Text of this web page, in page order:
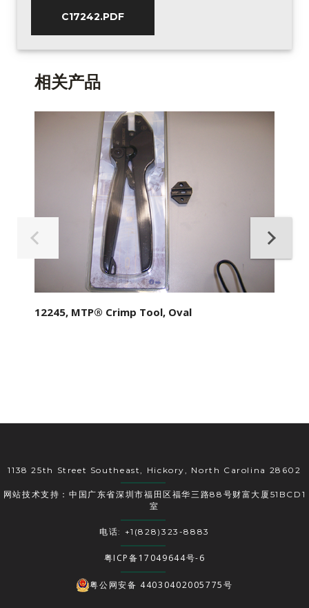
C17242.PDF
相关产品
12245, MTP® Crimp Tool, Oval
1138 25th Street Southeast, Hickory, North Carolina 28602
网站技术支持：中国广东省深圳市福田区福华三路88号财富大厦51BCD1
室
电话: +1(828)323-8883
粤ICP备17049644号-6
粤公网安备 44030402005775号